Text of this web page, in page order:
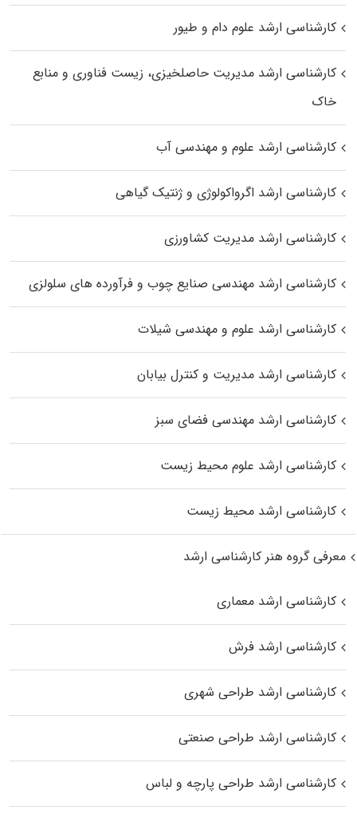
کارشناسی ارشد علوم دام و طیور
کارشناسی ارشد مدیریت حاصلخیزی، زیست فناوری و منابع
خاک
کارشناسی ارشد علوم و مهندسی آب
کارشناسی ارشد اگرواکولوژی و ژنتیک گیاهی
کارشناسی ارشد مدیریت کشاورزی
کارشناسی ارشد مهندسی صنایع چوب و فرآورده‌ های سلولزی
کارشناسی ارشد علوم و مهندسی شیلات
کارشناسی ارشد مدیریت و کنترل بیابان
کارشناسی ارشد مهندسی فضای سبز
کارشناسی ارشد علوم محیط‌ زیست
کارشناسی ارشد محیط زیست
معرفی گروه هنر کارشناسی ارشد
کارشناسی ارشد معماری
کارشناسی ارشد فرش
کارشناسی ارشد طراحی شهری
کارشناسی ارشد طراحی صنعتی
کارشناسی ارشد طراحی پارچه و لباس